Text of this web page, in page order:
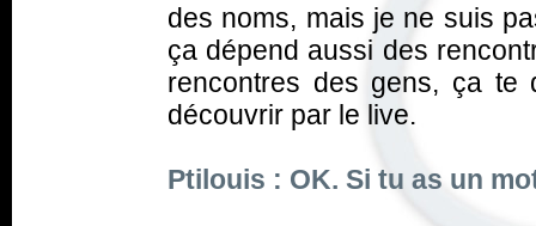
des noms, mais je ne suis
ça dépend aussi des
rencontres des gens, ça te
découvrir par le live.
Ptilouis : OK. Si tu as un